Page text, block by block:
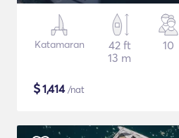
Katamaran
42 ft
13 m
10
$1,414/nat